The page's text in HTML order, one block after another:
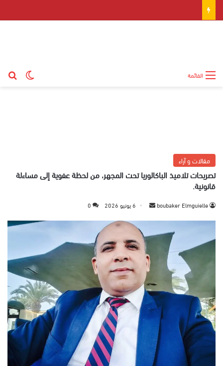
القائمة
مقالات و آراء
تصريحات تلاميذ الباكالوريا تحت المجهر، من لحظة عفوية إلى مساءلة
قانونية.
boubaker Elmguielle
ل
ب
ر
د
إ
6 يونيو 2026 0